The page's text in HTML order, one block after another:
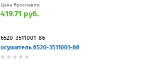
Цена Ярославль:
419.71 руб.
6520-3511001-86
осушитель 6520-3511001-86